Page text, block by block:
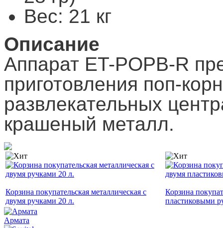
Вес: 21 кг
Описание
Аппарат ET-POPB-R
приготовления поп-
развлекательных
крашеный металл.
Корзина покупательская металлическая с
двумя ручками 20 л.
Корзина
пластиковыми
Армата